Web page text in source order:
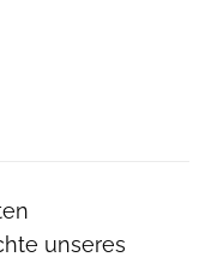
unseres